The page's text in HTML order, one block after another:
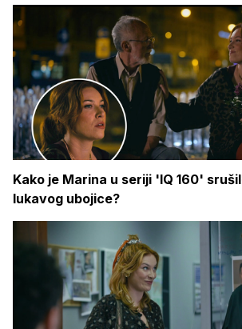
Kako je Marina u seriji 'IQ 160'
lukavog ubojice?